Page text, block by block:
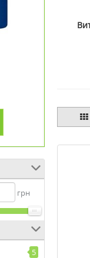
грн
5